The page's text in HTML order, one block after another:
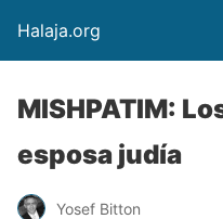
Halaja.org
MISHPATIM:
esposa judía
Yosef Bitton